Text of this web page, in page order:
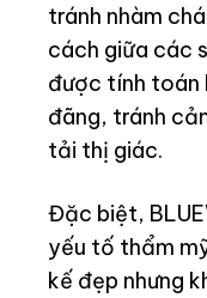
tránh nhàm
cách giữa các
được tính toán
đãng, tránh
tải thị giác.
Đặc biệt,
yếu tố thẩm
kế đẹp nhưng